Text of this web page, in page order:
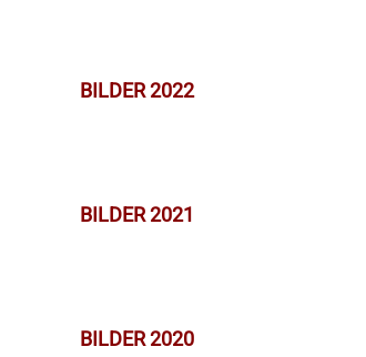
BILDER 2022
BILDER 2021
BILDER 2020